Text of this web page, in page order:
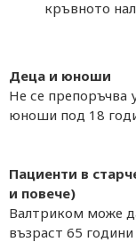
кръвното
Деца и юноши
Не се препоръчва
юноши под 18
Пациенти в
и повече)
Валтриком може
възраст 65